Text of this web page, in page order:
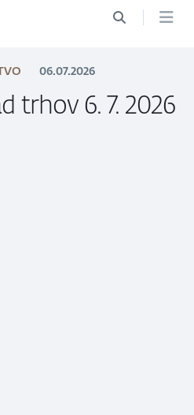
06.07.2026
trhov 6. 7. 2026